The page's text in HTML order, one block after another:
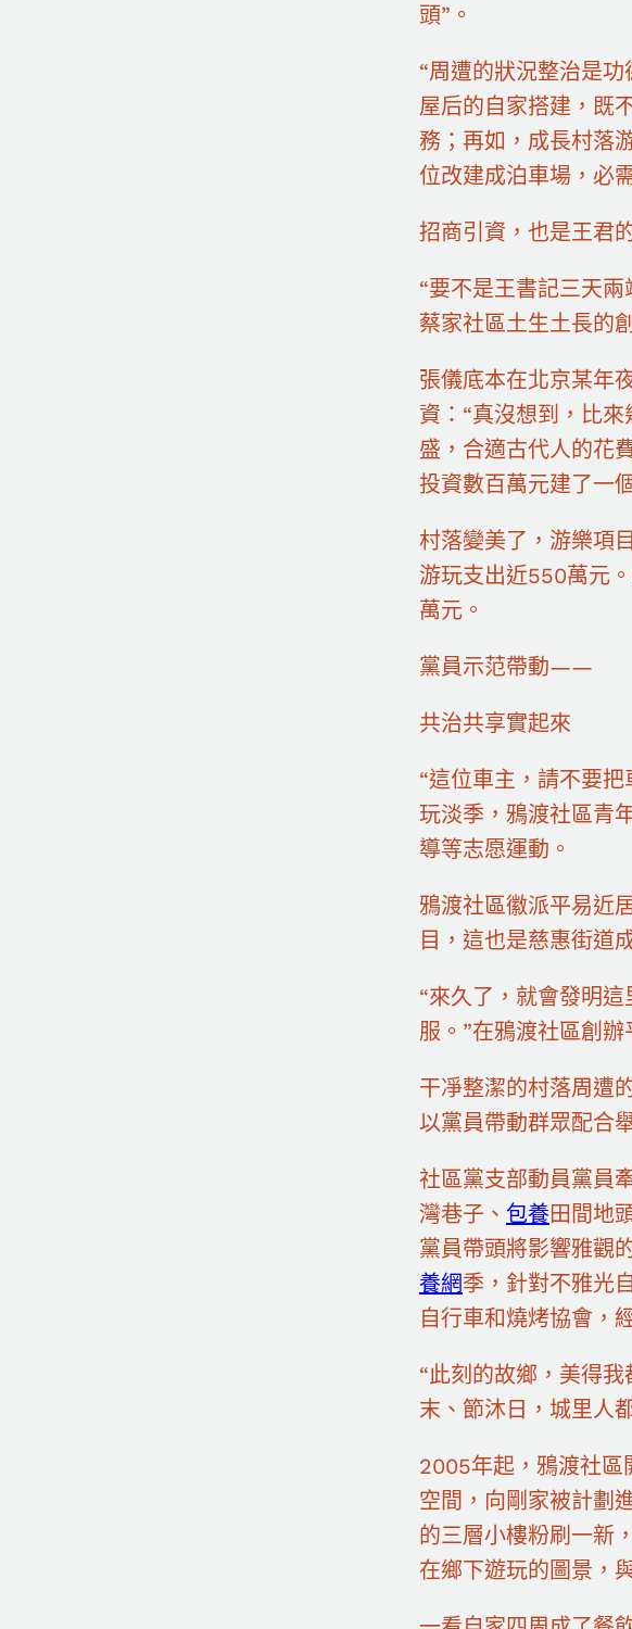
頭”。
“周遭的狀況整治是
屋后的自家搭建，既
務；再如，成長村落
位改建成泊車場，必
招商引資，也是王君
“要不是王書記三天
蔡家社區土生土長的
張儀底本在北京某年
資：“真沒想到，比
盛，合適古代人的花
投資數百萬元建了一
村落變美了，游樂項
游玩支出近550萬元
萬元。
黨員示范帶動——
共治共享實起來
“這位車主，請不要
玩淡季，鴉渡社區青
導等志愿運動。
鴉渡社區徽派平易近
目，這也是慈惠街道
“來久了，就會發明
服。”在鴉渡社區創
干凈整潔的村落周遭
以黨員帶動群眾配合
社區黨支部動員黨員
灣巷子、 包養田間地
黨員帶頭將影響雅觀
養網季，針對不雅光
自行車和燒烤協會，
“此刻的故鄉，美得
末、節沐日，城里人
2005年起，鴉渡社區
空間，向剛家被計劃
的三層小樓粉刷一新
在鄉下遊玩的圖景，